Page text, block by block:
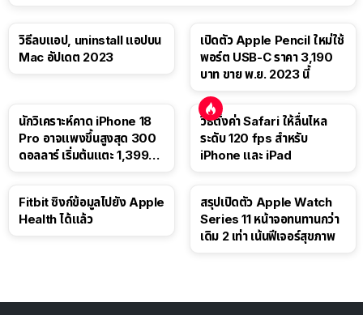
วิธีลบแอป, uninstall แอปบน
Mac อัปเดต 2023
เปิดตัว Apple Pencil ใหม่ใช้
พอร์ต USB-C ราคา 3,190
บาท ขาย พ.ย. 2023 นี้
นักวิเคราะห์คาด iPhone 18
Pro อาจแพงขึ้นสูงสุด 300
ดอลลาร์ เริ่มต้นแตะ 1,399
วิธีตั้งค่า Safari ให้ลื่นไหล
ระดับ 120 fps สำหรับ
iPhone และ iPad
Fitbit ซิงก์ข้อมูลไปยัง Apple
Health ได้แล้ว
สรุปเปิดตัว Apple Watch
Series 11 หน้าจอทนทานกว่า
เดิม 2 เท่า เน้นฟีเจอร์สุขภาพ